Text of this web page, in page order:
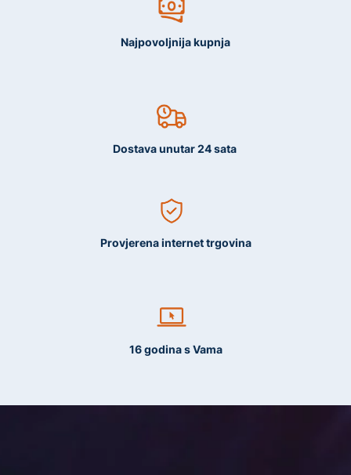
Najpovoljnija kupnja
Dostava unutar 24 sata
Provjerena internet trgovina
16 godina s Vama